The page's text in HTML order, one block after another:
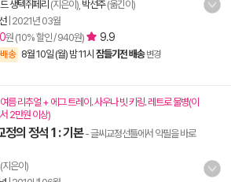
생텍쥐페리 (지은이), 박선주(옮긴이)
| 2021년 03월
원 (10% 할인 / 940원) 9.9
송 8월 10일 (월) 밤 11시 잠들기전 배송 변경
름 리추얼 + 에그 트레이. 사우나 빗 키링. 레트로 물병(이
2만원 이상)
정의 정석 1 : 기본- 글씨교정선틀에서 악필을 바로
은이)